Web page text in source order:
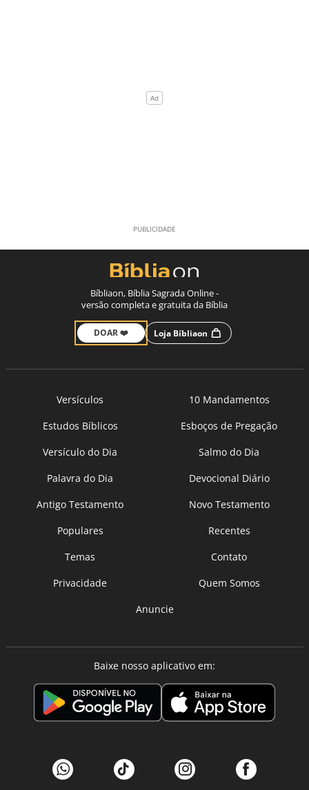
Bíbliaon, Bíblia Sagrada Online -
versão completa e gratuita da Bíblia
DOAR ❤️ Loja Bíbliaon
Versículos
10 Mandamentos
Estudos Bíblicos
Esboços de Pregação
Versículo do Dia
Salmo do Dia
Palavra do Dia
Devocional Diário
Antigo Testamento
Novo Testamento
Populares
Recentes
Temas
Contato
Privacidade
Quem Somos
Anuncie
Baixe nosso aplicativo em: